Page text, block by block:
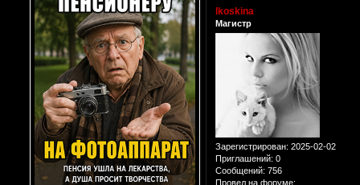
lkoskina
Магистр
Зарегистрирован: 2025-02-02
Приглашений: 0
Сообщений: 756
Провел на форуме: